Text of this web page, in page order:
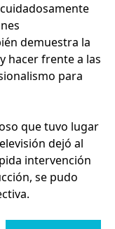
demuestra la
hacer frente a las
para
que tuvo lugar
dejó al
intervención
se pudo